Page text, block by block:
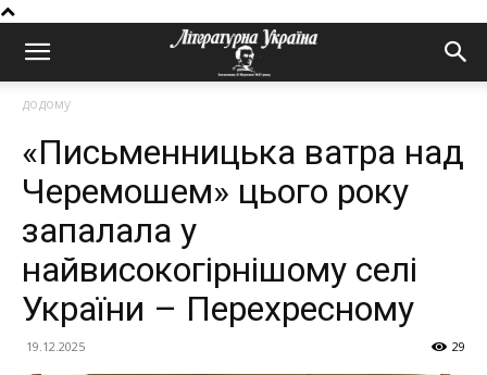
додому
«Письменницька ватра над
Черемошем» цього року
запалала у
найвисокогірнішому селі
України – Перехресному
19.12.2025 29